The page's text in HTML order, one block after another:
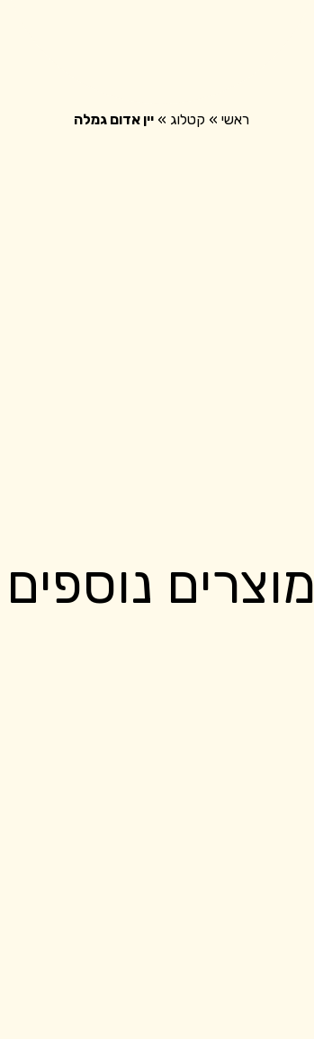
ראשי » קטלוג »יין אדום גמלה
מוצרים נוספים